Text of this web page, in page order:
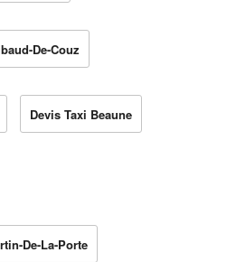
De-Couz
Devis Taxi Beaune
De-La-Porte